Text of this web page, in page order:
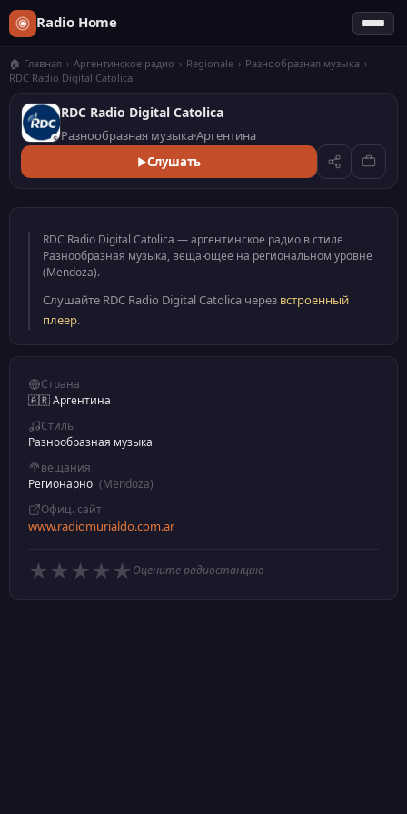
Radio Home
🏠 Главная › Aргентинское радио › Regionale › Разнообразная музыка ›
RDC Radio Digital Catolica
RDC Radio Digital Catolica
Разнообразная музыкаАргентина
Слушать
RDC Radio Digital Catolica — аргентинское радио в стиле
Разнообразная музыка, вещающее на региональном уровне
(Mendoza).
Слушайте RDC Radio Digital Catolica через встроенный
плеер.
Страна
🇦🇷 Аргентина
Стиль
Разнообразная музыка
вещания
Регионарно (Mendoza)
Офиц. сайт
www.radiomurialdo.com.ar
★ ★ ★ ★ ★ Оцените радиостанцию